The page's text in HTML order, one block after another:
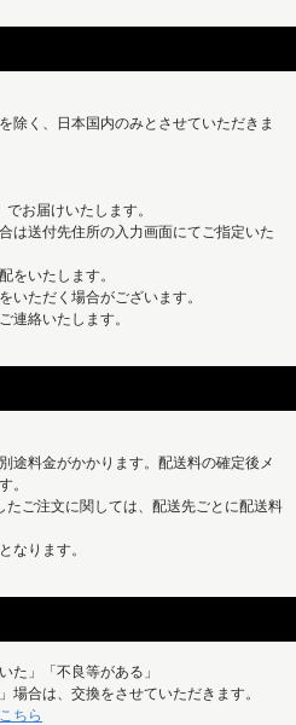
除く、日本国内のみとさせていただきま
お届けいたします。
は送付先住所の入力画面にてご指定いた
をいたします。
ただく場合がございます。
連絡いたします。
途料金がかかります。配送料の確定後メ
。
ご注文に関しては、配送先ごとに配送料
なります。
た」「不良等がある」
場合は、交換をさせていただきます。
こちら